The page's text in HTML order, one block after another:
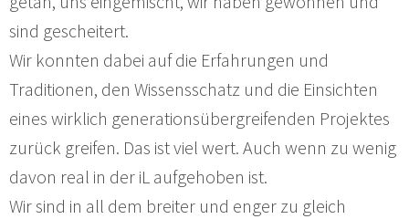
sind gescheitert.
Wir konnten dabei auf die Erfahrungen und
Traditionen, den Wissensschatz und die Einsichten
eines wirklich generationsübergreifenden Projektes
zurück greifen. Das ist viel wert. Auch wenn zu wenig
davon real in der iL aufgehoben ist.
Wir sind in all dem breiter und enger zu gleich